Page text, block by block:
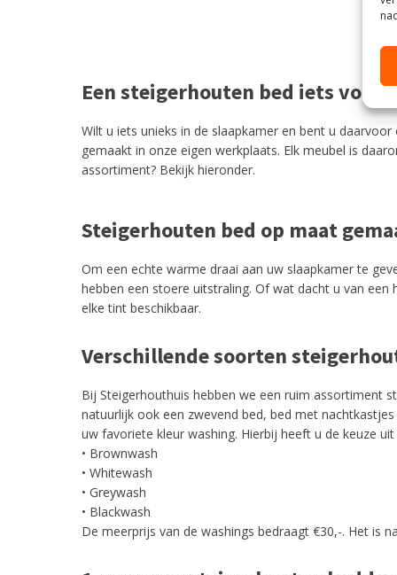
Een steigerhouten bed iets voor
Wilt u iets unieks in de slaapkamer en bent u
gemaakt in onze eigen werkplaats. Elk meubel is
assortiment? Bekijk hieronder.
Steigerhouten bed op maat
Om een echte warme draai aan uw slaapkamer te
hebben een stoere uitstraling. Of wat dacht u van
elke tint beschikbaar.
Verschillende soorten
Bij Steigerhouthuis hebben we een ruim assortiment
natuurlijk ook een zwevend bed, bed met
uw favoriete kleur washing. Hierbij heeft u de keuze
• Brownwash
• Whitewash
• Greywash
• Blackwash
De meerprijs van de washings bedraagt €30,-. Het is